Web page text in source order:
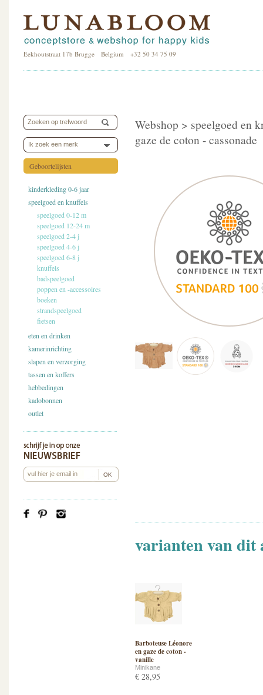
Eekhoutstraat 17b Brugge Belgium +32 50 34 75 09
Ik zoek een merk
Geboortelijsten
kinderkleding 0-6 jaar
speelgoed en knuffels
speelgoed 0-12 m
speelgoed 12-24 m
speelgoed 2-4 j
speelgoed 4-6 j
speelgoed 6-8 j
knuffels
badspeelgoed
poppen en -accessoires
boeken
strandspeelgoed
fietsen
eten en drinken
kamerinrichting
slapen en verzorging
tassen en koffers
hebbedingen
kadobonnen
outlet
Webshop > speelgoed en
gaze de coton - cassonade
varianten van
Barboteuse Léonore
en gaze de coton -
vanille
Minikane
€ 28,95